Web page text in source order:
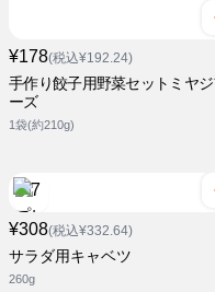
¥178(税込¥192.24)
手作り餃子用野菜セットミヤ
ーズ
1袋(約210g)
¥308(税込¥332.64)
サラダ用キャベツ
260g